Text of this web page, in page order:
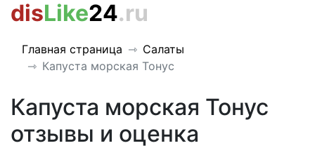
disLike24.ru
Главная страница
Салаты
Капуста морская Тонус
Капуста морская Тонус
отзывы и оценка